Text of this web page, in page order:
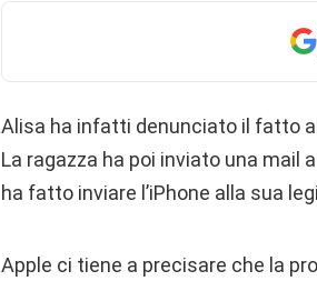
Alisa ha infatti denunciato il fatto
La ragazza ha poi inviato una mail a
ha fatto inviare l’iPhone alla sua
Apple ci tiene a precisare che la